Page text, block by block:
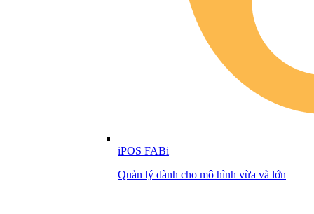
iPOS FABi
Quản lý dành cho mô hình vừa và lớn